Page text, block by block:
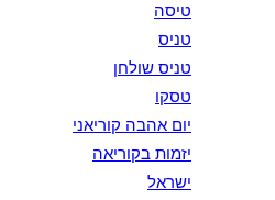
טיסה
טניס
טניס שולחן
טסקו
יום אהבה קוריאני
יזמות בקוריאה
ישראל